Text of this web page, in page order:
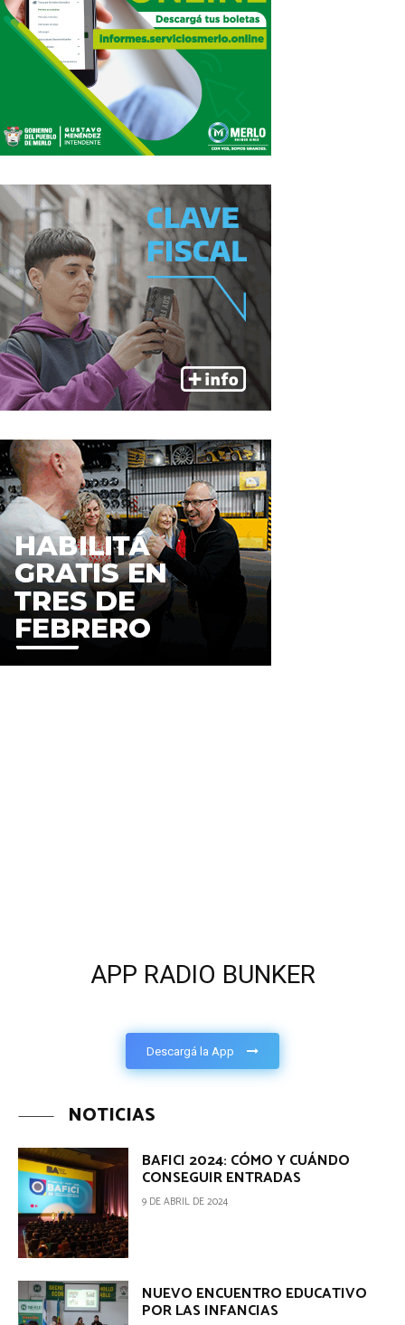
APP RADIO BUNKER
Descargá la App
NOTICIAS
BAFICI 2024: CÓMO Y CUÁNDO
CONSEGUIR ENTRADAS
9 DE ABRIL DE 2024
NUEVO ENCUENTRO EDUCATIVO
POR LAS INFANCIAS